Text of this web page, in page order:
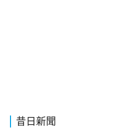
昔日新聞